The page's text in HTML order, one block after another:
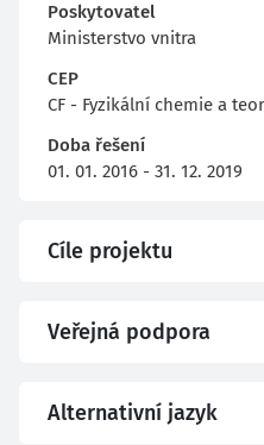
Poskytovatel
Ministerstvo vnitra
CEP
CF - Fyzikální chemie a
Doba řešení
01. 01. 2016 - 31. 12. 2019
Cíle projektu
Veřejná podpora
Alternativní jazyk